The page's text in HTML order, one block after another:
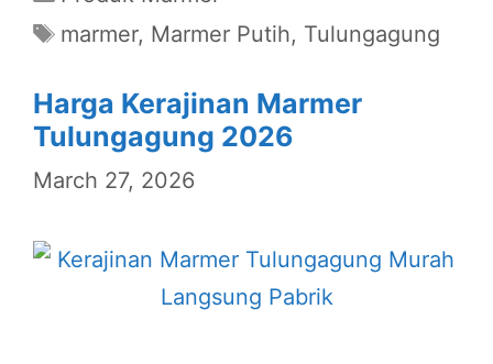
Tags
marmer, Marmer Putih, Tulungagung
Harga Kerajinan Marmer
Tulungagung 2026
March 27, 2026